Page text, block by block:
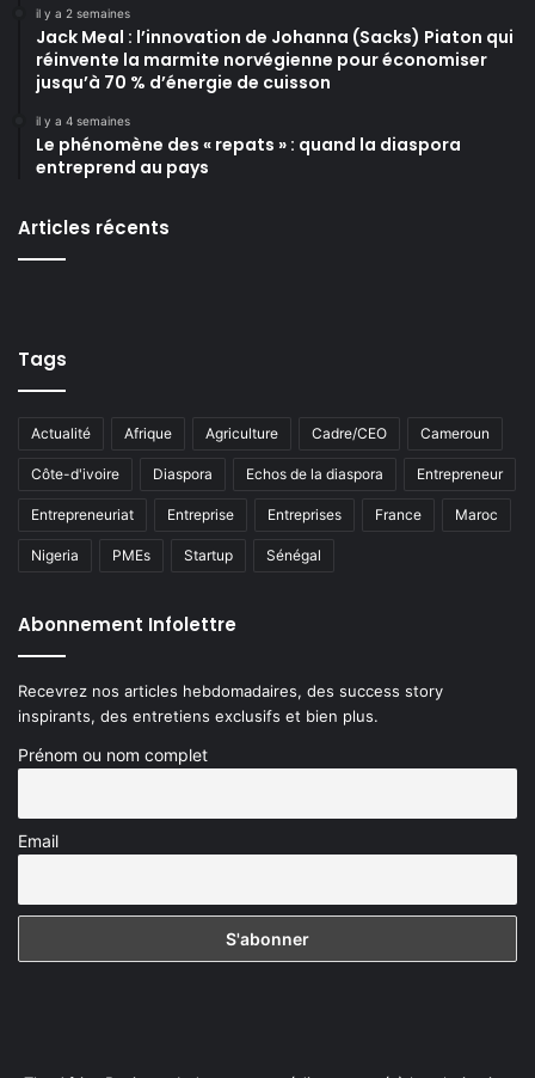
il y a 2 semaines
Jack Meal : l’innovation de Johanna (Sacks) Piaton qui
réinvente la marmite norvégienne pour économiser
jusqu’à 70 % d’énergie de cuisson
il y a 4 semaines
Le phénomène des « repats » : quand la diaspora
entreprend au pays
Articles récents
Tags
Actualité Afrique Agriculture Cadre/CEO Cameroun
Côte-d'ivoire Diaspora Echos de la diaspora Entrepreneur
Entrepreneuriat Entreprise Entreprises France Maroc
Nigeria PMEs Startup Sénégal
Abonnement Infolettre
Recevrez nos articles hebdomadaires, des success story
inspirants, des entretiens exclusifs et bien plus.
Prénom ou nom complet
Email